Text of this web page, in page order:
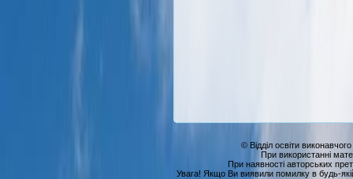
© Відділ освіти
При використанні
При наявності авторських
Увага! Якщо Ви виявили помилку в будь-якій